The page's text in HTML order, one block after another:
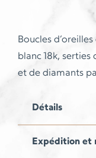
Boucles
blanc 18k,
et de diamants
Détails
Expédition et